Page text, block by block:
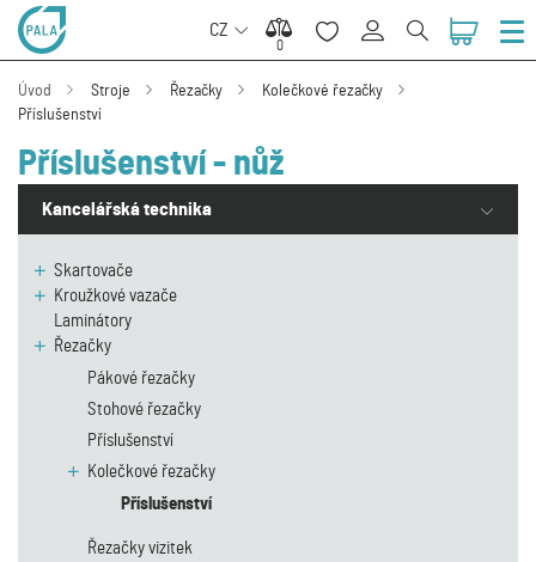
CZ
0
0
Úvod Stroje Řezačky
Kolečkové řezačky
Příslušenství
Příslušenství - nůž
Kancelářská technika
Skartovače
Kroužkové vazače
Laminátory
Řezačky
Pákové řezačky
Stohové řezačky
Příslušenství
Kolečkové řezačky
Příslušenství
Řezačky vizitek